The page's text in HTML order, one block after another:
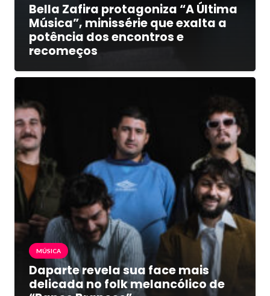
Bella Zafira protagoniza “A Última
Música”, minissérie que exalta a
potência dos encontros e
recomeços
MÚSICA
Daparte revela sua face mais
delicada no folk melancólico de